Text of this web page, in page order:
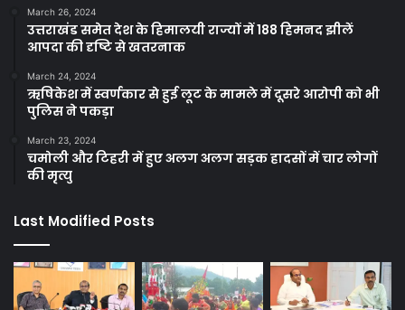
March 26, 2024
उत्तराखंड समेत देश के हिमालयी राज्यों में 188 हिमनद झीलें
आपदा की दृष्टि से खतरनाक
March 24, 2024
ऋषिकेश में स्वर्णकार से हुई लूट के मामले में दूसरे आरोपी को भी
पुलिस ने पकड़ा
March 23, 2024
चमोली और टिहरी में हुए अलग अलग सड़क हादसों में चार लोगों
की मृत्यु
Last Modified Posts